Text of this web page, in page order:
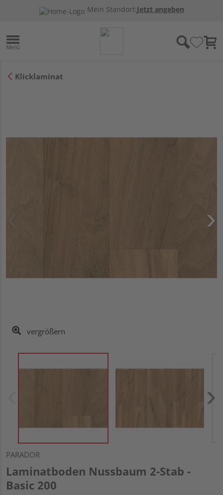
Mein Standort:Jetzt angeben
Klicklaminat
vergrößern
PARADOR
Laminatboden Nussbaum 2-Stab -
Basic 200